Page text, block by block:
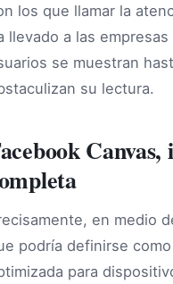
los que llamar la
llevado a las
se muestran
su lectura.
en medio
podría definirse
para